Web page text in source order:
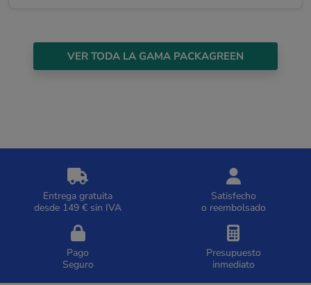
VER TODA LA GAMA PACKAGREEN
Entrega gratuita
desde 149 € sin IVA
Satisfecho
o reembolsado
Pago
Seguro
Presupuesto
inmediato